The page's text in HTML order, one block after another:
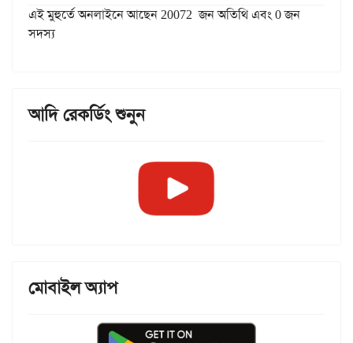
এই মুহুর্তে অনলাইনে আছেন 20072 জন অতিথি এবং 0 জন
সদস্য
আদি রেকর্ডিং শুনুন
মোবাইল অ্যাপ